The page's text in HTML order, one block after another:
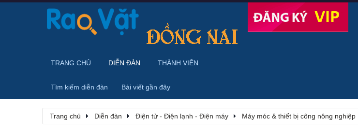
Trang chủ Diễn đàn Điện tử - Điện lạnh - Điện máy Máy móc & thiết bị công nông nghiệp
TRANG CHỦ DIỄN ĐÀN
Tìm kiếm diễn đàn Bài viết gần đây
THÀNH VIÊN